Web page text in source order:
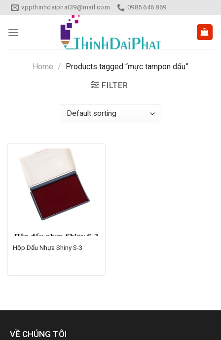
Skip
to
content
vppthinhdaiphat39@mail.com 0985 646 869
Home / Products tagged “mực tampon dấu”
FILTER
Hộp Dấu Nhựa Shiny S-3
VỀ CHÚNG TÔI